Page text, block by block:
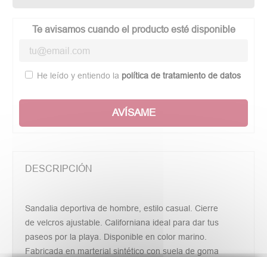
Te avisamos cuando el producto esté disponible
He leído y entiendo la política de tratamiento de datos
AVÍSAME
DESCRIPCIÓN
Sandalia deportiva de hombre, estilo casual. Cierre
de velcros ajustable. Californiana ideal para dar tus
paseos por la playa. Disponible en color marino.
Fabricada en marterial sintético con suela de goma